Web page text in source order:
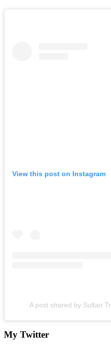
View this post on Instagram
A post shared by Sultan
My Twitter